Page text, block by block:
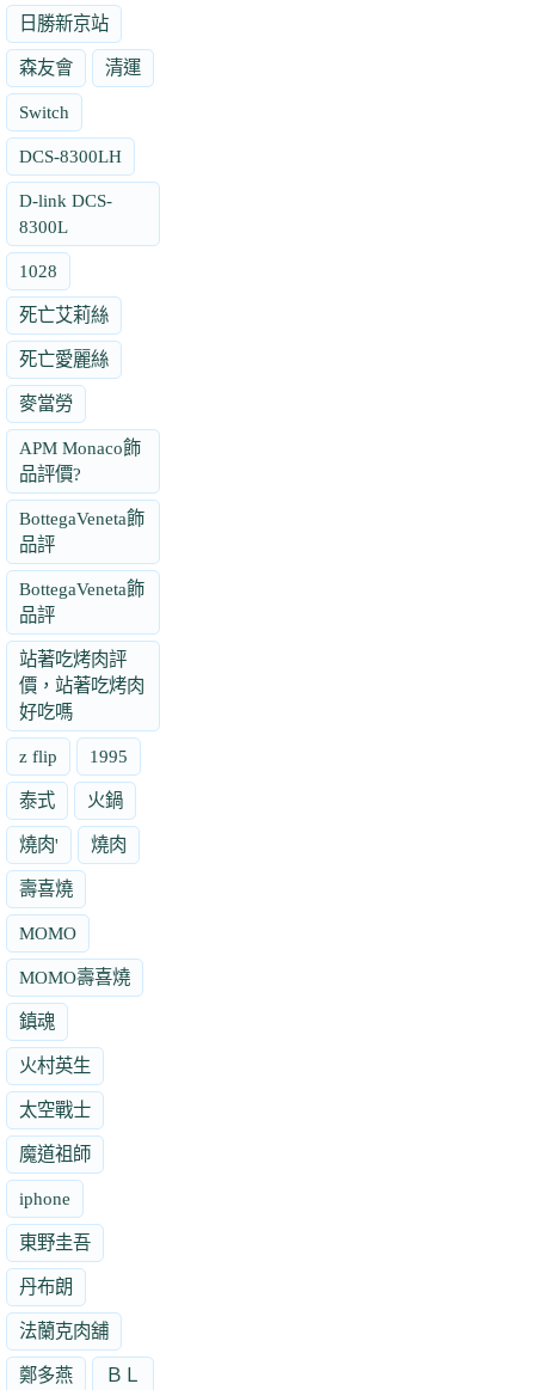
日勝新京站
森友會 清運
Switch
DCS-8300LH
D-link DCS-
8300L
1028
死亡艾莉絲
死亡愛麗絲
麥當勞
APM Monaco飾
品評價?
BottegaVeneta飾
品評
BottegaVeneta飾
品評
站著吃烤肉評
價，站著吃烤肉
好吃嗎
z flip 1995
泰式 火鍋
燒肉' 燒肉
壽喜燒
MOMO
MOMO壽喜燒
鎮魂
火村英生
太空戰士
魔道祖師
iphone
東野圭吾
丹布朗
法蘭克肉舖
鄭多燕 ＢＬ